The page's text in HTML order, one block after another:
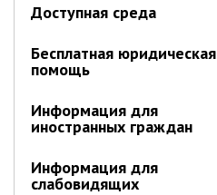
Доступная среда
Бесплатная юридическая
помощь
Информация для
иностранных граждан
Информация для
слабовидящих